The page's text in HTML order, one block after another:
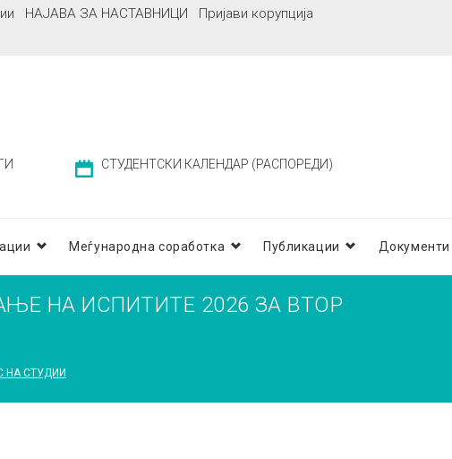
НАЈАВА ЗА НАСТАВНИЦИ Пријави корупција
СТУДЕНТСКИ КАЛЕНДАР (РАСПОРЕДИ)
Меѓународна соработка Публикации Документи
НА ИСПИТИТЕ 2026 ЗА ВТОР
НА СТУДИИ